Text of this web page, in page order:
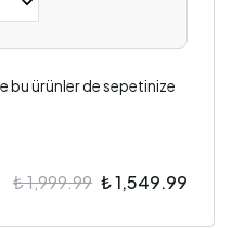
bu ürünler de sepetinize
₺ 1,999.99 ₺ 1,549.99